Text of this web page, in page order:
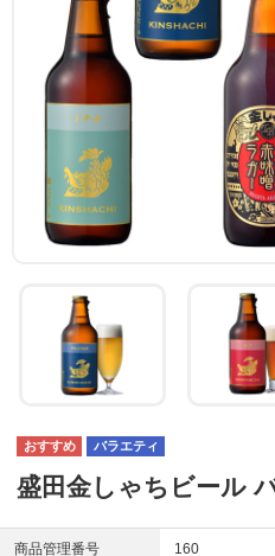
バラエティ
盛田金しゃちビール
商品管理番号 160